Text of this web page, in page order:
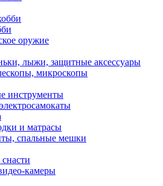
оружие
лыжи, защитные аксессуары
микроскопы
инструменты
и матрасы
спальные мешки
камеры